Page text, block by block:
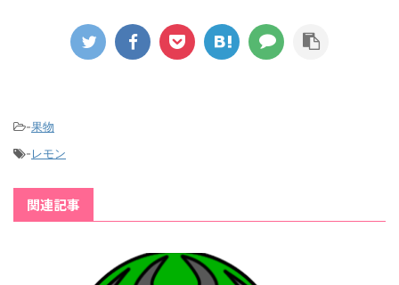
-果物
-レモン
関連記事